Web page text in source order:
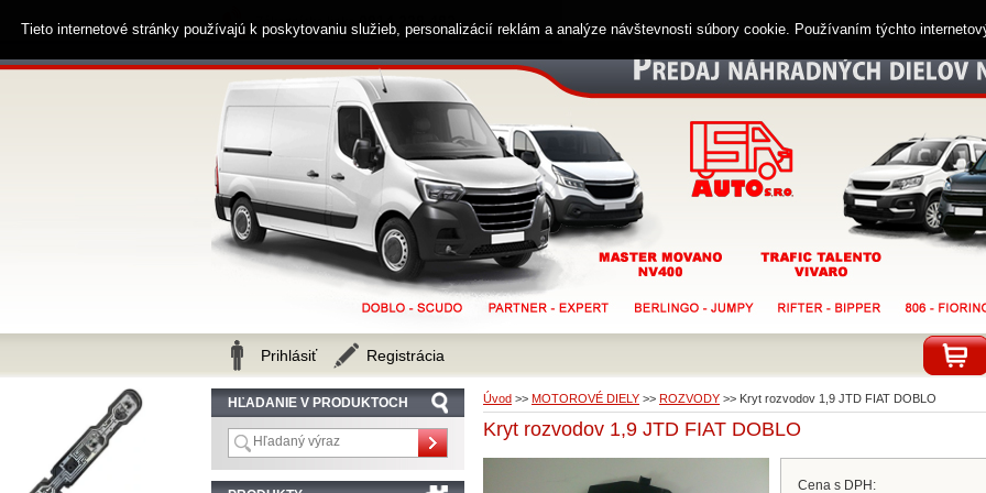
Úvod >> MOTOROVÉ DIELY >> ROZVODY >> Kryt rozvodov 1,9 JTD FIAT DOBLO
Kryt rozvodov 1,9 JTD FIAT DOBLO
Cena s DPH:
HĽADANIE V PRODUKTOCH
Zákaznícka linka 0914 238 482
Prihlásiť Registrácia
Tieto internetové stránky používajú k poskytovaniu služieb, personalizácií reklám a analýze návštevnosti súbory cookie. Používaním týchto